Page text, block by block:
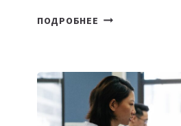
ПОДРОБНЕЕ В
НОВЫЕ
ПРЕДМЕТЫ
ПО